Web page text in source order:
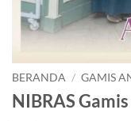
BERANDA / GAMIS
NIBRAS